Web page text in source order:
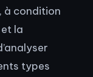
à condition
la
types